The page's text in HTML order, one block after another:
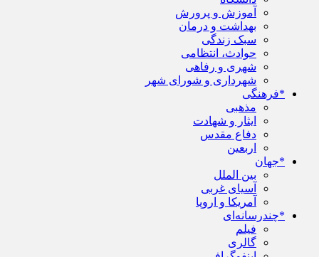
آموزش و پرورش
بهداشت و درمان
سبک زندگی
حوادث، انتظامی
شهری و رفاهی
شهرداری و شورای شهر
*فرهنگی
مذهبی
ایثار و شهادت
دفاع مقدس
اربعین
*جهان
بین الملل
آسیای غربی
آمریکا و اروپا
*چندرسانه‌ای
فیلم
گالری